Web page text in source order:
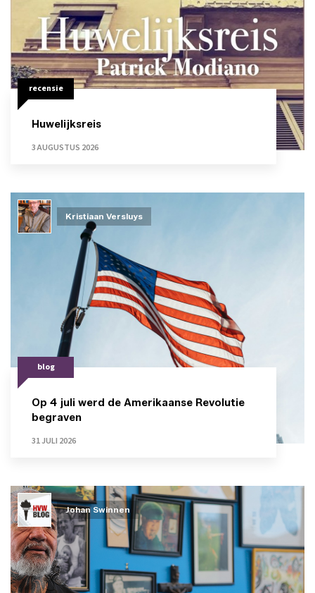
recensie
Huwelijksreis
3 AUGUSTUS 2026
blog
Op 4 juli werd de Amerikaanse Revolutie
begraven
31 JULI 2026
Kristiaan Versluys
Johan Swinnen